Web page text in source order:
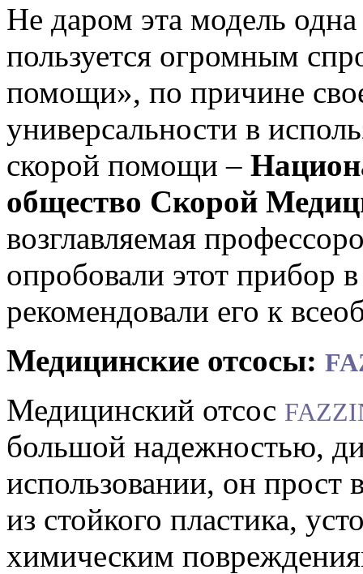
Не даром эта модель
пользуется огромным
помощи», по причине
универсальности в
скорой помощи –
общество Скорой
возглавляемая
опробовали этот прибор
рекомендовали его к
Медицинские отсосы:
Медицинский отсос
большой надежностью,
использовании, он
из стойкого пластика,
химическим